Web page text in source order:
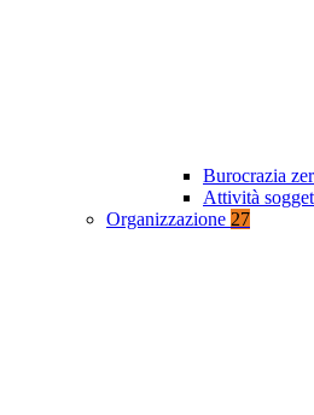
Burocrazia
Attività
Organizzazione 27